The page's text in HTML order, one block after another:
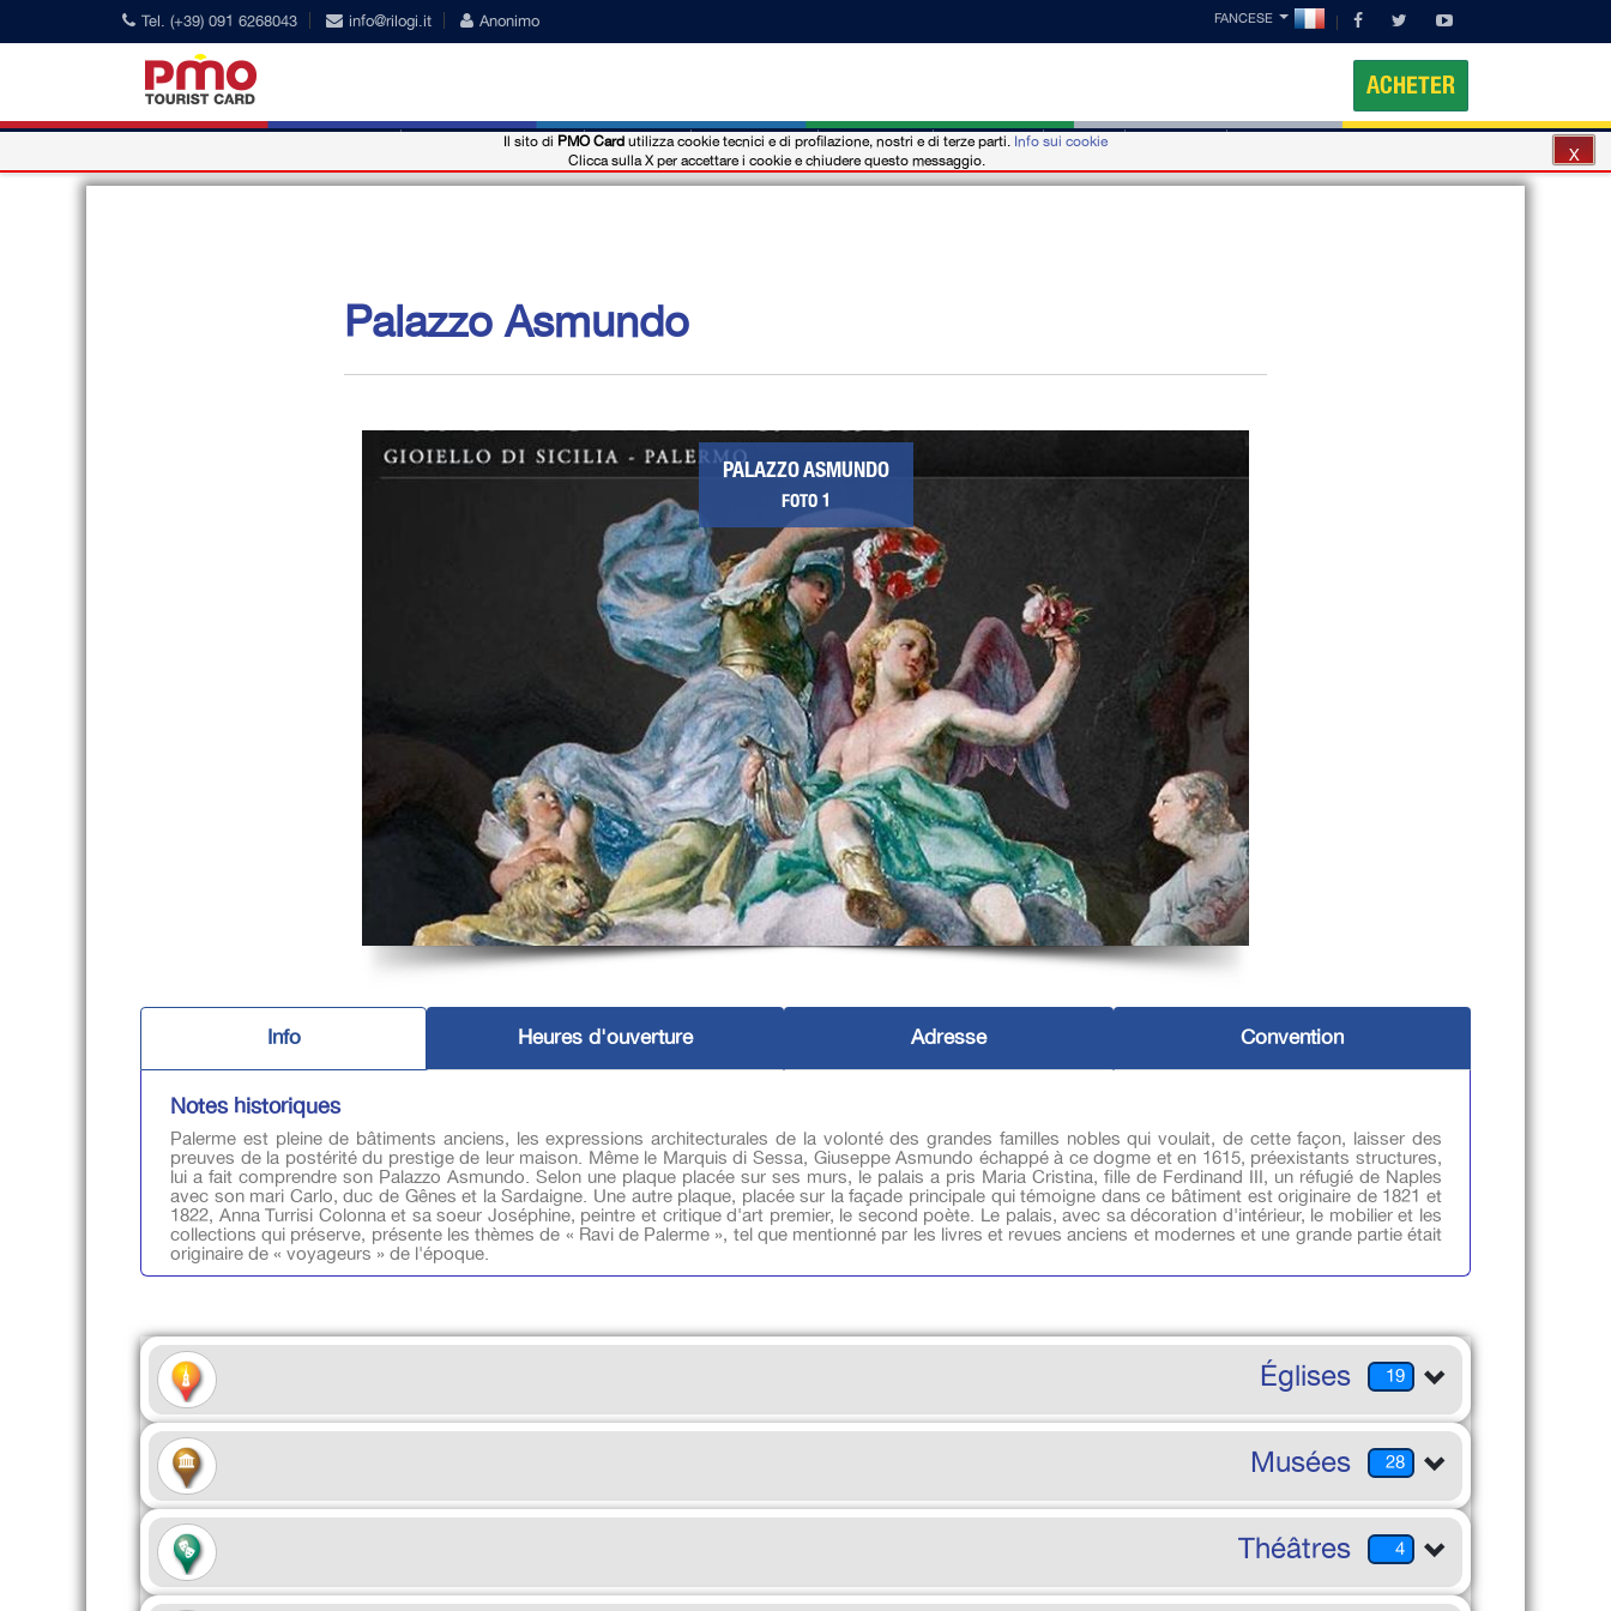
Tel. (+39) 091 6268043 info@rilogi.it Anonimo FANCESE
ACHETER
Nos Conventions Actualités Événements Où acheter Hôtel-b&b Mobile
Palazzo Asmundo
PALAZZO ASMUNDO
FOTO 1
Info Heures d'ouverture Adresse Convention
Notes historiques
Palerme est pleine de bâtiments anciens, les expressions architecturales de la volonté des grandes familles nobles qui voulait, de cette façon, laisser des
preuves de la postérité du prestige de leur maison. Même le Marquis di Sessa, Giuseppe Asmundo échappé à ce dogme et en 1615, préexistants structures,
lui a fait comprendre son Palazzo Asmundo. Selon une plaque placée sur ses murs, le palais a pris Maria Cristina, fille de Ferdinand III, un réfugié de Naples
avec son mari Carlo, duc de Gênes et la Sardaigne. Une autre plaque, placée sur la façade principale qui témoigne dans ce bâtiment est originaire de 1821 et
1822, Anna Turrisi Colonna et sa soeur Joséphine, peintre et critique d'art premier, le second poète. Le palais, avec sa décoration d'intérieur, le mobilier et les
collections qui préserve, présente les thèmes de « Ravi de Palerme », tel que mentionné par les livres et revues anciens et modernes et une grande partie était
originaire de « voyageurs » de l'époque.
19
Églises
28
Musées
4
Théâtres
Il sito di PMO Card utilizza cookie tecnici e di profilazione, nostri e di terze parti. Info sui cookie
Clicca sulla X per accettare i cookie e chiudere questo messaggio.
X